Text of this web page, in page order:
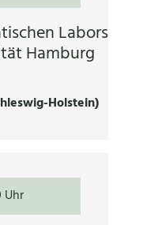
Labors
Hamburg
Holstein)
Uhr